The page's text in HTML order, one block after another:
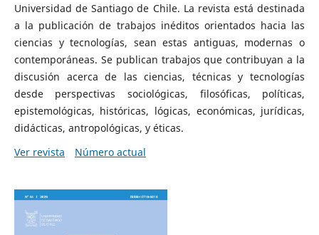
Universidad de Santiago de Chile. La revista está destinada
a la publicación de trabajos inéditos orientados hacia las
ciencias y tecnologías, sean estas antiguas, modernas o
contemporáneas. Se publican trabajos que contribuyan a la
discusión acerca de las ciencias, técnicas y tecnologías
desde perspectivas sociológicas, filosóficas, políticas,
epistemológicas, históricas, lógicas, económicas, jurídicas,
didácticas, antropológicas, y éticas.
Ver revista
Número actual